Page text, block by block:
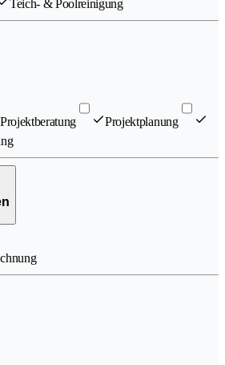
Teich- & Poolreinigung
Projektberatung
Projektplanung